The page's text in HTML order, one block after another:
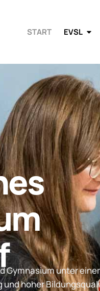
START EVSL
Gymnasium unter
und hoher